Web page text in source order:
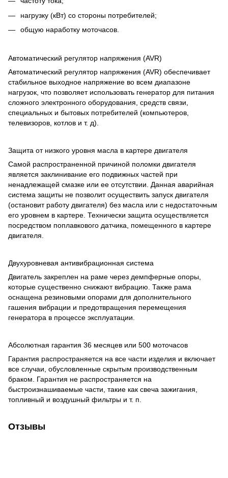
нагрузку (кВт) со стороны потребителей;
общую наработку моточасов.
Автоматический регулятор напряжения (AVR)
Автоматический регулятор напряжения (AVR) обеспечивает
стабильное выходное напряжение во всем диапазоне
нагрузок, что позволяет использовать генератор для питания
сложного электронного оборудования, средств связи,
специальных и бытовых потребителей (компьютеров,
телевизоров, котлов и т. д).
Защита от низкого уровня масла в картере двигателя
Самой распространенной причиной поломки двигателя
является заклинивание его подвижных частей при
ненадлежащей смазке или ее отсутствии. Данная аварийная
система защиты не позволит осуществить запуск двигателя
(остановит работу двигателя) без масла или с недостаточным
его уровнем в картере. Технически защита осуществляется
посредством поплавкового датчика, помещенного в картере
двигателя.
Двухуровневая антивибрационная система
Двигатель закреплен на раме через демпферные опоры,
которые существенно снижают вибрацию. Также рама
оснащена резиновыми опорами для дополнительного
гашения вибрации и предотвращения перемещения
генератора в процессе эксплуатации.
Абсолютная гарантия 36 месяцев или 500 моточасов
Гарантия распространяется на все части изделия и включает
все случаи, обусловленные скрытым производственным
браком. Гарантия не распространяется на
быстроизнашиваемые части, такие как свеча зажигания,
топливный и воздушный фильтры и т. п.
Отзывы